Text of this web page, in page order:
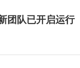
团队已开启运行